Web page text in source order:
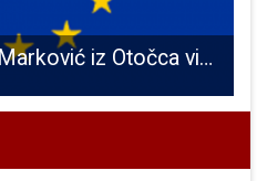
Staklarskom obrtu Marković iz Otočca više od 250.000 kuna europskih sredstava!!!